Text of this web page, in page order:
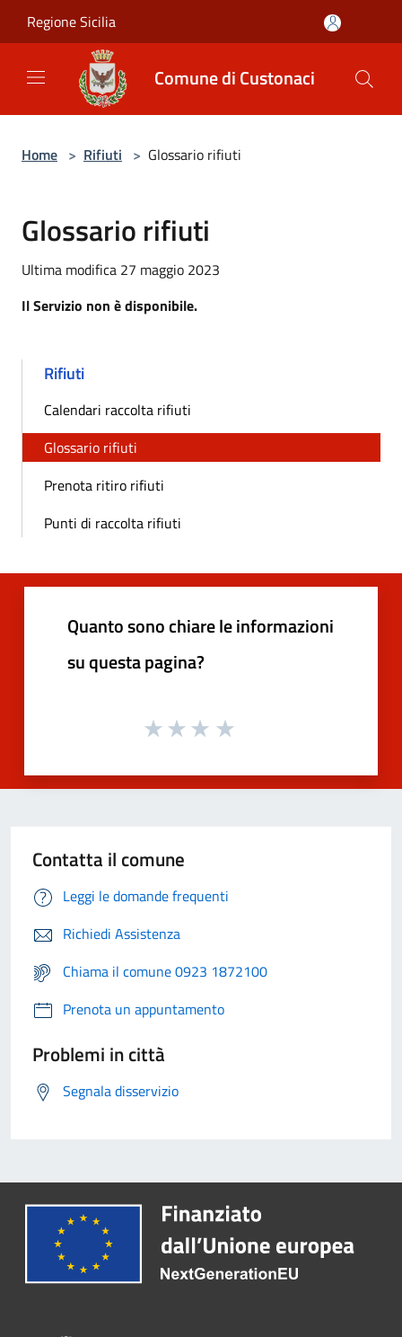
Regione Sicilia
Comune di Custonaci
Home > Rifiuti > Glossario rifiuti
Glossario rifiuti
Ultima modifica 27 maggio 2023
Il Servizio non è disponibile.
Rifiuti
Calendari raccolta rifiuti
Glossario rifiuti
Prenota ritiro rifiuti
Punti di raccolta rifiuti
Quanto sono chiare le informazioni
su questa pagina?
Contatta il comune
Leggi le domande frequenti
Richiedi Assistenza
Chiama il comune 0923 1872100
Prenota un appuntamento
Problemi in città
Segnala disservizio